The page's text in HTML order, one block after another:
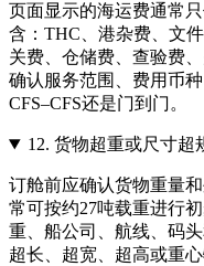
页面显示的海运费通常
含：THC、港杂费、文
关费、仓储费、查验费
确认服务范围、费用币
CFS–CFS还是门到门。
12. 货物超重或尺寸超
订舱前应确认货物重量
常可按约27吨载重进行
重、船公司、航线、码
超长、超宽、超高或重